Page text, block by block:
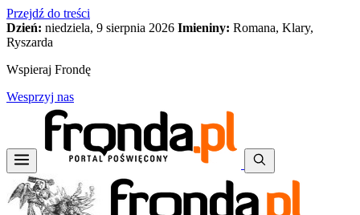
Przejdź do treści
Dzień: niedziela, 9 sierpnia 2026 Imieniny: Romana, Klary,
Ryszarda
Wspieraj Frondę
Wesprzyj nas